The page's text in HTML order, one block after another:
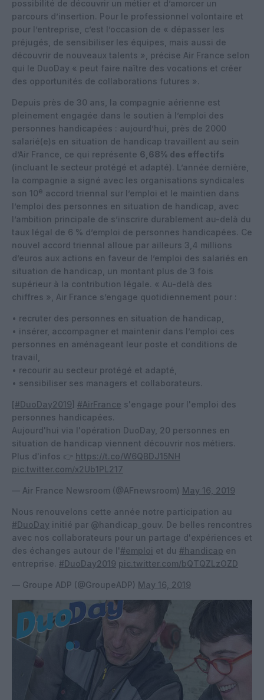
possibilité de découvrir un métier et d’amorcer un
parcours d’insertion. Pour le professionnel volontaire et
pour l’entreprise, c’est l’occasion de « dépasser les
préjugés, de sensibiliser les équipes, mais aussi de
découvrir de nouveaux talents », précise Air France selon
qui le DuoDay « peut faire naître des vocations et créer
des opportunités de collaborations futures ».
Depuis près de 30 ans, la compagnie aérienne est
pleinement engagée dans le soutien à l’emploi des
personnes handicapées : aujourd’hui, près de 2000
salarié(e)s en situation de handicap travaillent au sein
d’Air France, ce qui représente 6,68% des effectifs
(incluant le secteur protégé et adapté). L’année dernière,
la compagnie a signé avec les organisations syndicales
son 10e accord triennal sur l’emploi et le maintien dans
l’emploi des personnes en situation de handicap, avec
l’ambition principale de s’inscrire durablement au-delà du
taux légal de 6 % d’emploi de personnes handicapées. Ce
nouvel accord triennal alloue par ailleurs 3,4 millions
d’euros aux actions en faveur de l’emploi des salariés en
situation de handicap, un montant plus de 3 fois
supérieur à la contribution légale. « Au-delà des
chiffres », Air France s’engage quotidiennement pour :
• recruter des personnes en situation de handicap,
• insérer, accompagner et maintenir dans l’emploi ces
personnes en aménageant leur poste et conditions de
travail,
• recourir au secteur protégé et adapté,
• sensibiliser ses managers et collaborateurs.
[#DuoDay2019] #AirFrance s'engage pour l'emploi des
personnes handicapées.
Aujourd'hui via l'opération DuoDay, 20 personnes en
situation de handicap viennent découvrir nos métiers.
Plus d'infos 👉 https://t.co/W6QBDJ15NH
pic.twitter.com/x2Ub1PL217
— Air France Newsroom (@AFnewsroom) May 16, 2019
Nous renouvelons cette année notre participation au
#DuoDay initié par @handicap_gouv. De belles rencontres
avec nos collaborateurs pour un partage d'expériences et
des échanges autour de l'#emploi et du #handicap en
entreprise. #DuoDay2019 pic.twitter.com/bQTQZLzOZD
— Groupe ADP (@GroupeADP) May 16, 2019